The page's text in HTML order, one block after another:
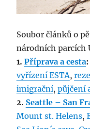
Soubor článků o
národních parcích
1.Příprava a cesta:
vyřízení ESTA,
imigrační,půjčení
2. Seattle – San
Mount st. Helens,